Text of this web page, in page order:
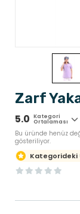
Zarf
5.0 Kategori
Ortalaması
Bu üründe henüz
gösteriliyor.
Kategorideki